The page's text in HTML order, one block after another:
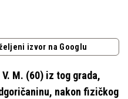
izvor na Googlu
M. (60) iz tog grada,
nakon fizičkog